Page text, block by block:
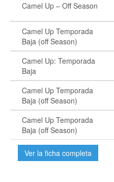
Camel Up – Off Season
Camel Up Temporada
Baja (off Season)
Camel Up: Temporada
Baja
Camel Up Temporada
Baja (off Season)
Camel Up Temporada
Baja (off Season)
Ver la ficha completa